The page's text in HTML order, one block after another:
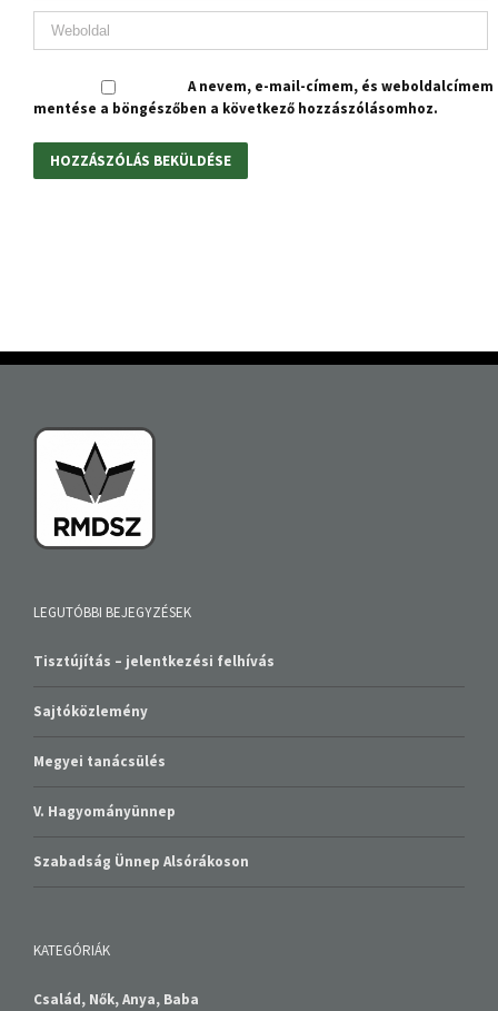
A nevem, e-mail-címem, és weboldalcímem
mentése a böngészőben a következő hozzászólásomhoz.
LEGUTÓBBI BEJEGYZÉSEK
Tisztújítás – jelentkezési felhívás
Sajtóközlemény
Megyei tanácsülés
V. Hagyományünnep
Szabadság Ünnep Alsórákoson
KATEGÓRIÁK
Család, Nők, Anya, Baba